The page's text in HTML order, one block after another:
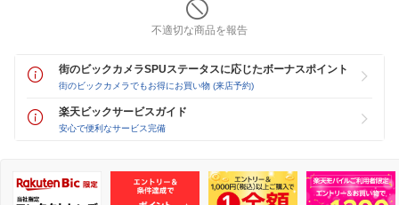
不適切な商品を報告
街のビックカメラSPUステータスに応じたボーナスポイント
街のビックカメラでもお得にお買い物 (来店予約)
楽天ビックサービスガイド
安心で便利なサービス完備